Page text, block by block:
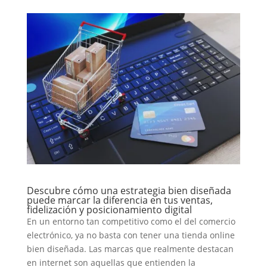
Descubre cómo una estrategia bien diseñada
puede marcar la diferencia en tus ventas,
fidelización y posicionamiento digital
En un entorno tan competitivo como el del comercio
electrónico, ya no basta con tener una tienda online
bien diseñada. Las marcas que realmente destacan
en internet son aquellas que entienden la